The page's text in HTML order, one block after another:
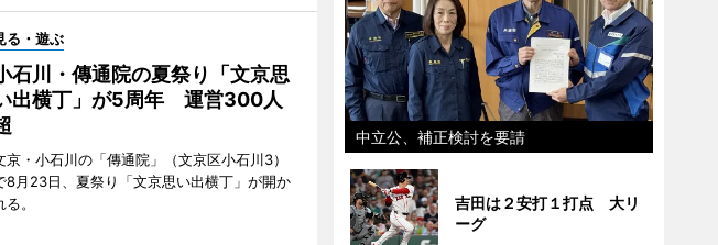
る・遊ぶ
石川・傳通院の夏祭り「文京思
出横丁」が5周年 運営300人
京・小石川の「傳通院」（文京区小石川3）
8月23日、夏祭り「文京思い出横丁」が開か
る。
中立公、補正検討を要請
吉田は２安打１打点 大リ
ーグ